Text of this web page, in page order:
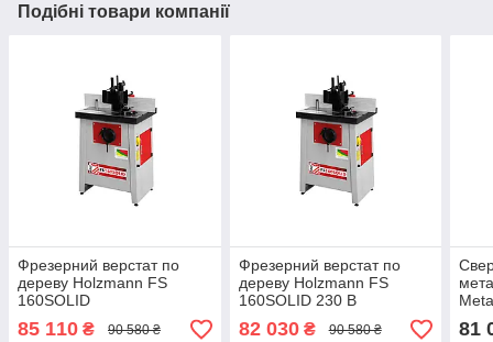
Подібні товари компанії
Фрезерний верстат по
дереву Holzmann FS
160SOLID
85 110 ₴ 90 580 ₴
Фрезерний верстат по
дереву Holzmann FS
160SOLID 230 В
82 030₴ 90 580 ₴ 81